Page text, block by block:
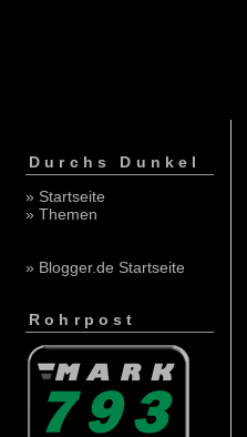
Durchs Dunkel
» Startseite
» Themen
» Blogger.de Startseite
Rohrpost